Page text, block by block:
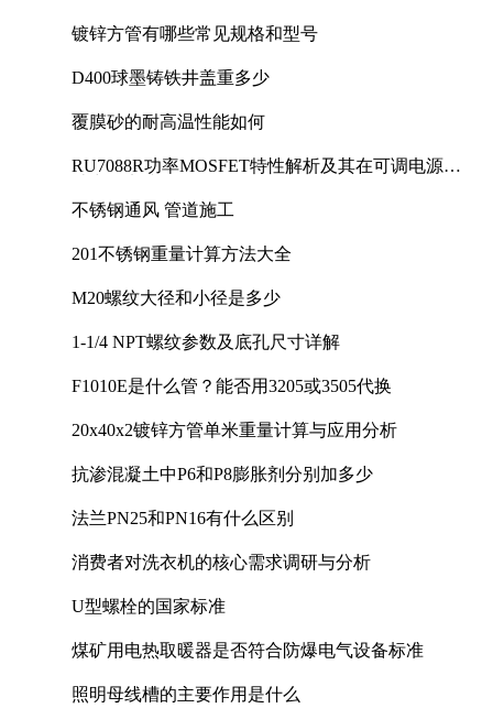
镀锌方管有哪些常见规格和型号
D400球墨铸铁井盖重多少
覆膜砂的耐高温性能如何
RU7088R功率MOSFET特性解析及其在可调电源设
不锈钢通风 管道施工
201不锈钢重量计算方法大全
M20螺纹大径和小径是多少
1-1/4 NPT螺纹参数及底孔尺寸详解
F1010E是什么管？能否用3205或3505代换
20x40x2镀锌方管单米重量计算与应用分析
抗渗混凝土中P6和P8膨胀剂分别加多少
法兰PN25和PN16有什么区别
消费者对洗衣机的核心需求调研与分析
U型螺栓的国家标准
煤矿用电热取暖器是否符合防爆电气设备标准
照明母线槽的主要作用是什么